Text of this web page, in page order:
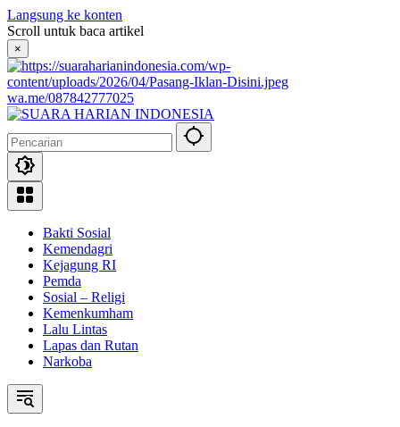
Langsung ke konten
Scroll untuk baca artikel
×
wa.me/087842777025
Bakti Sosial
Kemendagri
Kejagung RI
Pemda
Sosial – Religi
Kemenkumham
Lalu Lintas
Lapas dan Rutan
Narkoba